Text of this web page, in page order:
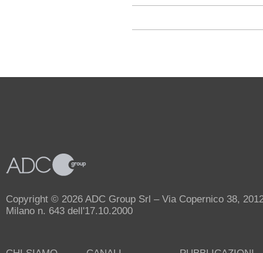
Copyright © 2026 ADC Group Srl – Via Copernico 38,
Milano n. 643 dell'17.10.2000